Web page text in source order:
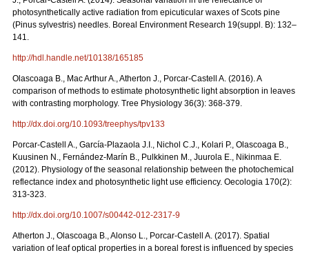
photosynthetically active radiation from epicuticular waxes of Scots pine
(Pinus sylvestris) needles. Boreal Environment Research 19(suppl. B): 132–
141.
http://hdl.handle.net/10138/165185
Olascoaga B., Mac Arthur A., Atherton J., Porcar-Castell A. (2016). A
comparison of methods to estimate photosynthetic light absorption in leaves
with contrasting morphology. Tree Physiology 36(3): 368-379.
http://dx.doi.org/10.1093/treephys/tpv133
Porcar-Castell A., García-Plazaola J.I., Nichol C.J., Kolari P., Olascoaga B.,
Kuusinen N., Fernández-Marín B., Pulkkinen M., Juurola E., Nikinmaa E.
(2012). Physiology of the seasonal relationship between the photochemical
reflectance index and photosynthetic light use efficiency. Oecologia 170(2):
313-323.
http://dx.doi.org/10.1007/s00442-012-2317-9
Atherton J., Olascoaga B., Alonso L., Porcar-Castell A. (2017). Spatial
variation of leaf optical properties in a boreal forest is influenced by species